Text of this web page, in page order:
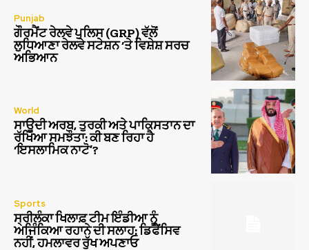
Punjab
ਗੌਰਮੈਂਟ ਰੇਲਵੇ ਪੁਲਿਸ (GRP) ਵੱਲੋਂ
ਲੁਧਿਆਣਾ ਰੇਲਵੇ ਸਟੇਸ਼ਨ ‘ਤੇ ਵਿਸ਼ੇਸ਼ ਸਰਚ
ਅਭਿਆਨ
World
ਸਾਊਦੀ ਅਰਬ, ਤੁਰਕੀ ਅਤੇ ਪਾਕਿਸਤਾਨ ਦਾ
ਰੱਖਿਆ ਸਮਝੌਤਾ: ਕੀ ਬਣ ਰਿਹਾ ਹੈ
‘ਇਸਲਾਮਿਕ ਨਾਟੋ’?
Sports
ਸ੍ਰੀਲੰਕਾ ਖਿਲਾਫ਼ ਟੀਮ ਇੰਡੀਆ ਨੂੰ
ਅਜਿੰਕਿਆ ਰਹਾਨੇ ਦੀ ਸਲਾਹ: ਡਿਫੈਂਸਿਵ
ਨਹੀਂ, ਹਮਲਾਵਰ ਰੁੱਖ ਅਪਣਾਓ